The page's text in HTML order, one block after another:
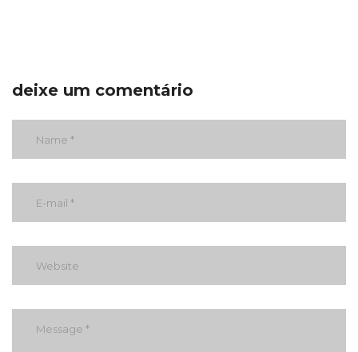
deixe um comentário